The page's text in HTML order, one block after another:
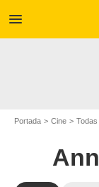
menu
Portada Cine